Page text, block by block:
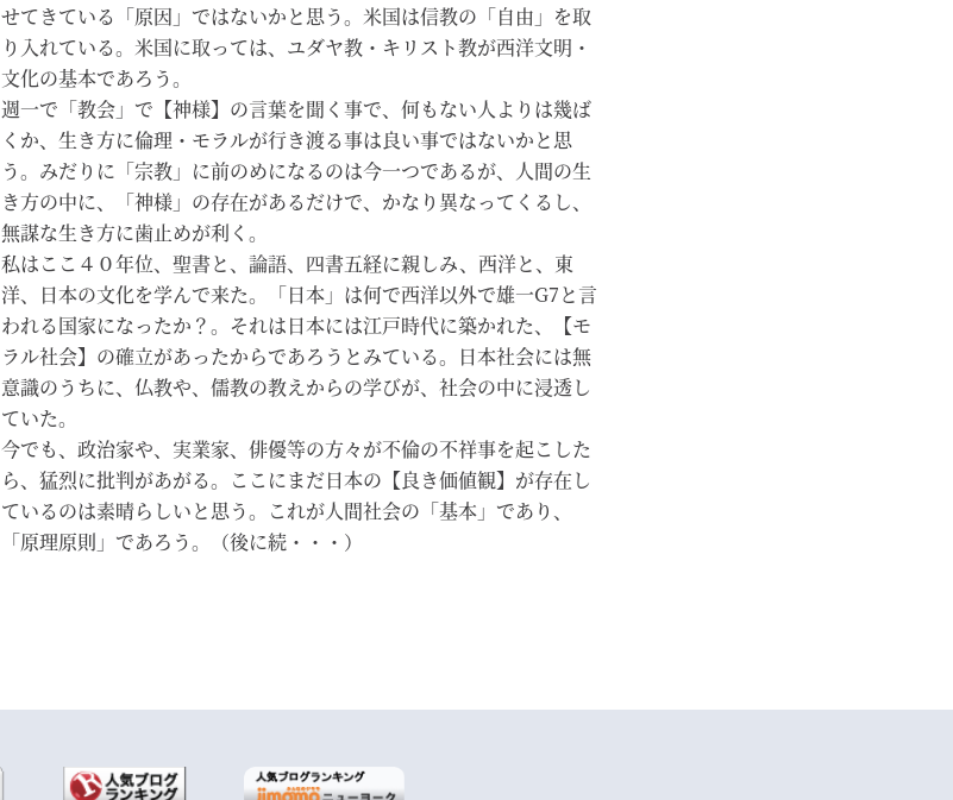
せてきている「原因」ではないかと思う。米国は信教の「自由」を取
り入れている。米国に取っては、ユダヤ教・キリスト教が西洋文明・
文化の基本であろう。
週一で「教会」で【神様】の言葉を聞く事で、何もない人よりは幾ば
くか、生き方に倫理・モラルが行き渡る事は良い事ではないかと思
う。みだりに「宗教」に前のめになるのは今一つであるが、人間の生
き方の中に、「神様」の存在があるだけで、かなり異なってくるし、
無謀な生き方に歯止めが利く。
私はここ４０年位、聖書と、論語、四書五経に親しみ、西洋と、東
洋、日本の文化を学んで来た。「日本」は何で西洋以外で雄一G7と言
われる国家になったか？。それは日本には江戸時代に築かれた、【モ
ラル社会】の確立があったからであろうとみている。日本社会には無
意識のうちに、仏教や、儒教の教えからの学びが、社会の中に浸透し
ていた。
今でも、政治家や、実業家、俳優等の方々が不倫の不祥事を起こした
ら、猛烈に批判があがる。ここにまだ日本の【良き価値観】が存在し
ているのは素晴らしいと思う。これが人間社会の「基本」であり、
「原理原則」であろう。（後に続・・・）